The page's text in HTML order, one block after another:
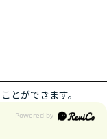
とができます。